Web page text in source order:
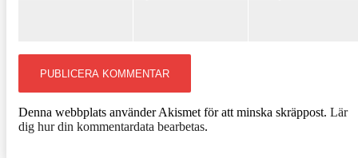
Denna webbplats använder Akismet för att minska skräppost. Lär
dig hur din kommentardata bearbetas.